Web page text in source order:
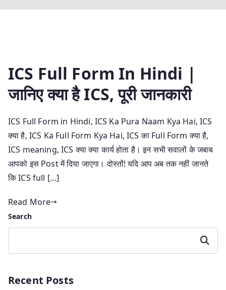
ICS Full Form In Hindi |
जानिए क्या है ICS, पूरी जानकारी
ICS Full Form in Hindi, ICS Ka Pura Naam Kya Hai, ICS
क्या है, ICS Ka Full Form Kya Hai, ICS का Full Form क्या है,
ICS meaning, ICS क्या क्या कार्य होता है। इन सभी सवालों के जबाब
आपको इस Post में दिया जाएगा। दोस्तों! यदि आप अब तक नहीं जानते
कि ICS full […]
Read More
Search
Search
Recent Posts